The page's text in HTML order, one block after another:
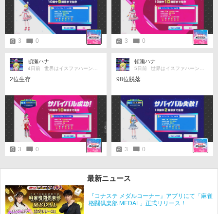
3 0 3 0
頓瀬ハナ
4日前 世界はイスファハーンの倍
2位生存
3 0
頓瀬ハナ
5日前 世界はイスファハーンの倍
98位脱落
3 0
最新ニュース
『コナステ メダルコーナー』アプリにて「麻雀
格闘倶楽部 MEDAL」正式リリース！